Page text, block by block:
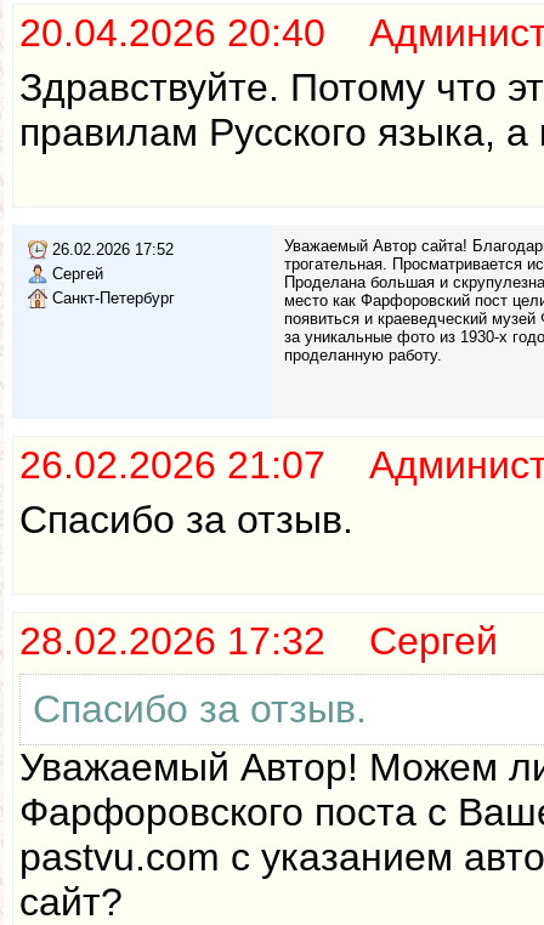
20.04.2026 20:40
Здравствуйте. Потому что
правилам Русского языка,
26.02.2026 17:52
Сергей
Санкт-Петербург
Уважаемый Автор сайта!
трогательная. Просматривается
Проделана большая и
место как Фарфоровский пост
появиться и краеведческий
за уникальные фото из 1930-х
проделанную работу.
26.02.2026 21:07
Спасибо за отзыв.
28.02.2026 17:32 Сергей
Спасибо за отзыв.
Уважаемый Автор! Можем
Фарфоровского поста с
pastvu.com с указанием
сайт?